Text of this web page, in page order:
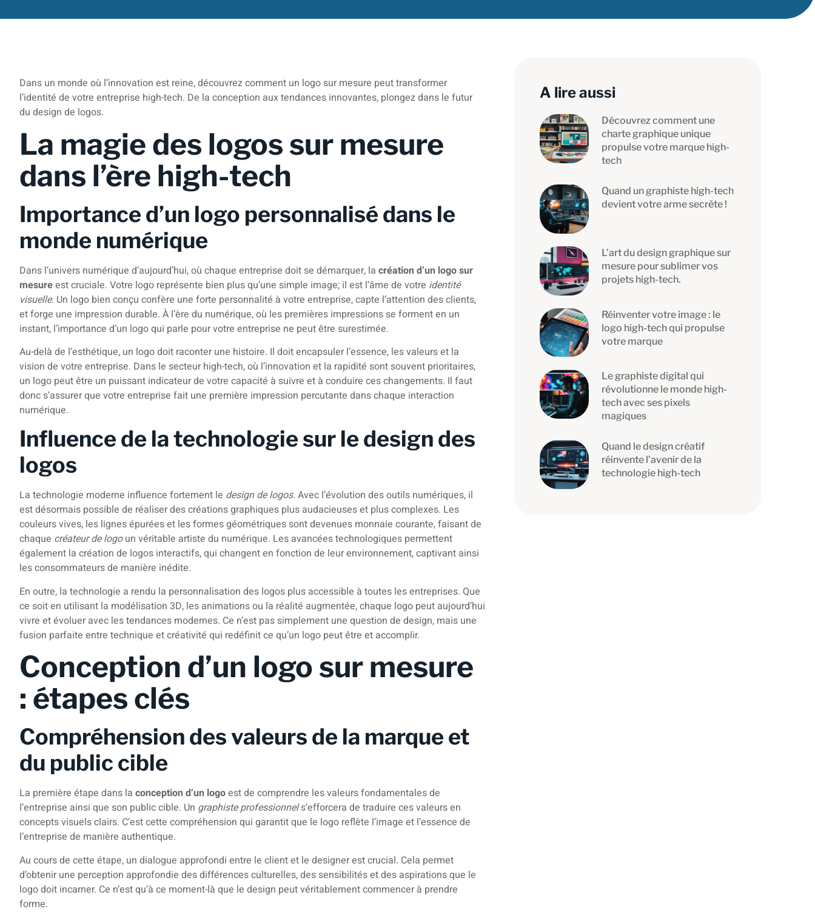
Dans un monde où l’innovation est reine, découvrez comment un logo sur mesure peut transformer
l’identité de votre entreprise high-tech. De la conception aux tendances innovantes, plongez dans le futur
du design de logos.
La magie des logos sur mesure
dans l’ère high-tech
Importance d’un logo personnalisé dans le
monde numérique
Dans l’univers numérique d’aujourd’hui, où chaque entreprise doit se démarquer, la création d’un logo sur
mesureest cruciale. Votre logo représente bien plus qu’une simple image; il est l’âme de votre identité
visuelle. Un logo bien conçu confère une forte personnalité à votre entreprise, capte l’attention des clients,
et forge une impression durable. À l’ère du numérique, où les premières impressions se forment en un
instant, l’importance d’un logo qui parle pour votre entreprise ne peut être surestimée.
Au-delà de l’esthétique, un logo doit raconter une histoire. Il doit encapsuler l’essence, les valeurs et la
vision de votre entreprise. Dans le secteur high-tech, où l’innovation et la rapidité sont souvent prioritaires,
un logo peut être un puissant indicateur de votre capacité à suivre et à conduire ces changements. Il faut
donc s’assurer que votre entreprise fait une première impression percutante dans chaque interaction
numérique.
Influence de la technologie sur le design des
logos
La technologie moderne influence fortement le design de logos. Avec l’évolution des outils numériques, il
est désormais possible de réaliser des créations graphiques plus audacieuses et plus complexes. Les
couleurs vives, les lignes épurées et les formes géométriques sont devenues monnaie courante, faisant de
chaque créateur de logoun véritable artiste du numérique. Les avancées technologiques permettent
également la création de logos interactifs, qui changent en fonction de leur environnement, captivant ainsi
les consommateurs de manière inédite.
En outre, la technologie a rendu la personnalisation des logos plus accessible à toutes les entreprises. Que
ce soit en utilisant la modélisation 3D, les animations ou la réalité augmentée, chaque logo peut aujourd’hui
vivre et évoluer avec les tendances modernes. Ce n’est pas simplement une question de design, mais une
fusion parfaite entre technique et créativité qui redéfinit ce qu’un logo peut être et accomplir.
Conception d’un logo sur mesure
: étapes clés
Compréhension des valeurs de la marque et
du public cible
La première étape dans la conception d’un logoest de comprendre les valeurs fondamentales de
l’entreprise ainsi que son public cible. Un graphiste professionnels’efforcera de traduire ces valeurs en
concepts visuels clairs. C’est cette compréhension qui garantit que le logo reflète l’image et l’essence de
l’entreprise de manière authentique.
Au cours de cette étape, un dialogue approfondi entre le client et le designer est crucial. Cela permet
d’obtenir une perception approfondie des différences culturelles, des sensibilités et des aspirations que le
logo doit incarner. Ce n’est qu’à ce moment-là que le design peut véritablement commencer à prendre
forme.
A lire aussi
Découvrez comment une
charte graphique unique
propulse votre marque high-
tech
Quand un graphiste high-tech
devient votre arme secrète !
L’art du design graphique sur
mesure pour sublimer vos
projets high-tech.
Réinventer votre image : le
logo high-tech qui propulse
votre marque
Le graphiste digital qui
révolutionne le monde high-
tech avec ses pixels
magiques
Quand le design créatif
réinvente l’avenir de la
technologie high-tech